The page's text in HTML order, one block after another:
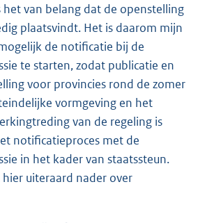
het van belang dat de openstelling
plaatsvindt. Het is daarom mijn
de notificatie bij de
te starten, zodat publicatie en
voor provincies rond de zomer
vormgeving en het
van de regeling is
notificatieproces met de
in het kader van staatssteun.
uiteraard nader over